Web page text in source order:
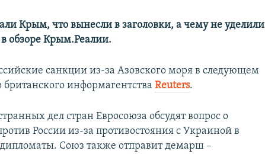
Крым, что вынесли в заголовки, а чему не уделили
обзоре Крым.Реалии.
санкции из-за Азовского моря в следующем
информагентстваReuters.
дел стран Евросоюза обсудят вопрос о
России из-за противостояния с Украиной в
Союз также отправит демарш –